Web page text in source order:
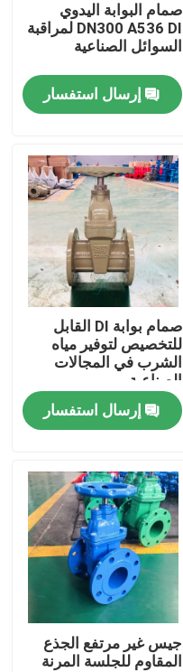
صمام البوابة اليدوي
DN300 A536 DI لمراقبة
السوائل الصناعية
إرسال استفسار
صمام بوابة DI القابل
للتخصيص لتوفير مياه
الشرب في المجالات
الصناعية
إرسال استفسار
جيس غير مرتفع الجذع
المقاوم للجلسة المرنة